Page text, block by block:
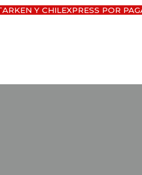
Y CHILEXPRESS POR